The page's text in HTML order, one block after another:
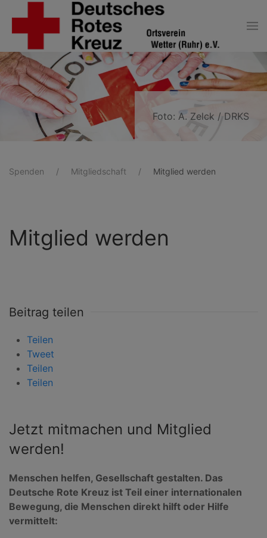
Zum Hauptinhalt springen
Foto: A. Zelck / DRKS
Spenden Mitgliedschaft Mitglied werden
Mitglied werden
Beitrag teilen
Teilen
Tweet
Teilen
Teilen
Jetzt mitmachen und Mitglied
werden!
Menschen helfen, Gesellschaft gestalten. Das
Deutsche Rote Kreuz ist Teil einer internationalen
Bewegung, die Menschen direkt hilft oder Hilfe
vermittelt: